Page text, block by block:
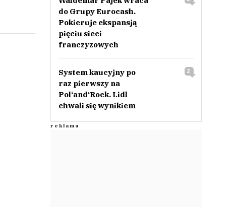
do Grupy Eurocash.
Pokieruje ekspansją
pięciu sieci
franczyzowych
System kaucyjny po
raz pierwszy na
Pol‘and‘Rock. Lidl
chwali się wynikiem
2